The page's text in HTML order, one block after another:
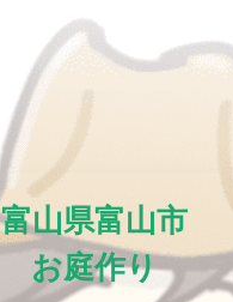
富山県富山市
お庭作り